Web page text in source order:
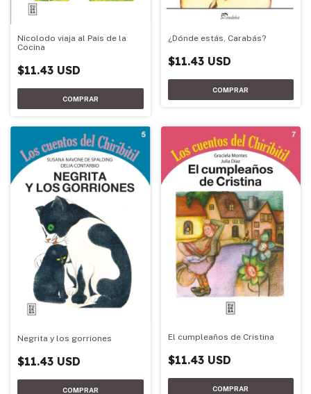
Nicolodo viaja al País de la
Cocina
$11.43 USD
¿Dónde estás, Carabás?
$11.43 USD
Negrita y los gorriones
$11.43 USD
El cumpleaños de Cristina
$11.43 USD